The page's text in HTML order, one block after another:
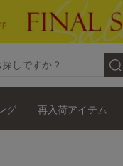
グ 再入荷アイテム